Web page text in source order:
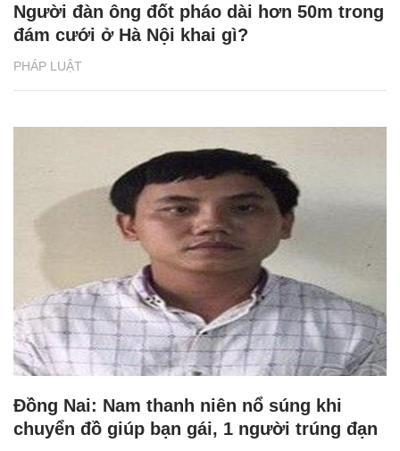
PHÁP LUẬT
Người đàn ông đốt pháo dài hơn 50m trong
đám cưới ở Hà Nội khai gì?
Đồng Nai: Nam thanh niên nổ súng khi
chuyển đồ giúp bạn gái, 1 người trúng đạn